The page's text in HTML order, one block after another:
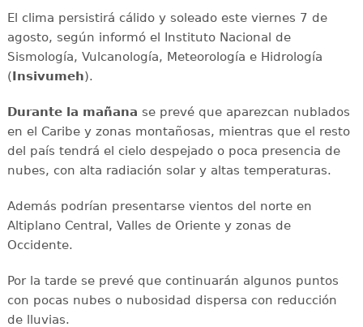
El clima persistirá cálido y soleado este viernes 7 de
agosto, según informó el Instituto Nacional de
Sismología, Vulcanología, Meteorología e Hidrología
(Insivumeh).
Durante la mañana se prevé que aparezcan nublados
en el Caribe y zonas montañosas, mientras que el resto
del país tendrá el cielo despejado o poca presencia de
nubes, con alta radiación solar y altas temperaturas.
Además podrían presentarse vientos del norte en
Altiplano Central, Valles de Oriente y zonas de
Occidente.
Por la tarde se prevé que continuarán algunos puntos
con pocas nubes o nubosidad dispersa con reducción
de lluvias.